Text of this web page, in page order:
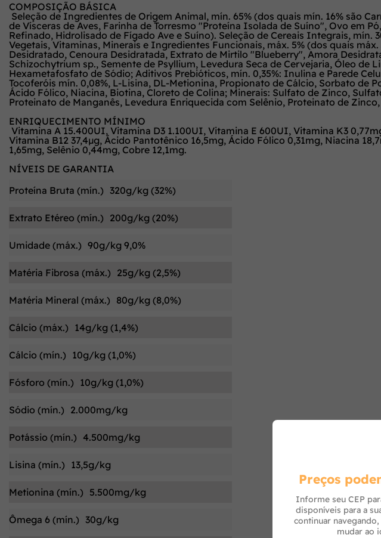
COMPOSIÇÃO BÁSICA
Seleção de Ingredientes de Origem Animal, mín. 65% (dos quais mín. 16% são
de Vísceras de Aves, Farinha de Torresmo "Proteína Isolada de Suíno", Ovo em
Refinado, Hidrolisado de Fígado Ave e Suíno). Seleção de Cereais Integrais, mín.
Vegetais, Vitaminas, Minerais e Ingredientes Funcionais, máx. 5% (dos quais
Desidratado, Cenoura Desidratada, Extrato de Mirtilo "Blueberry", Amora
Schizochytrium sp., Semente de Psyllium, Levedura Seca de Cervejaria, Óleo
Hexametafosfato de Sódio; Aditivos Prebióticos, mín. 0,35%: Inulina e Parede
Tocoferóis mín. 0,08%, L-Lisina, DL-Metionina, Propionato de Cálcio, Sorbato de
Ácido Fólico, Niacina, Biotina, Cloreto de Colina; Minerais: Sulfato de Zinco,
Proteinato de Manganês, Levedura Enriquecida com Selênio, Proteinato de
ENRIQUECIMENTO MÍNIMO
Vitamina A 15.400UI, Vitamina D3 1.100UI, Vitamina E 600UI, Vitamina K3
Vitamina B12 37,4µg, Ácido Pantotênico 16,5mg, Ácido Fólico 0,31mg, Niacina
1,65mg, Selênio 0,44mg, Cobre 12,1mg.
NÍVEIS DE GARANTIA
Proteína Bruta (mín.) 320g/kg (32%)
Extrato Etéreo (mín.) 200g/kg (20%)
Umidade (máx.) 90g/kg 9,0%
Matéria Fibrosa (máx.) 25g/kg (2,5%)
Matéria Mineral (máx.) 80g/kg (8,0%)
Cálcio (máx.) 14g/kg (1,4%)
Cálcio (mín.) 10g/kg (1,0%)
Fósforo (mín.) 10g/kg (1,0%)
Sódio (mín.) 2.000mg/kg
Potássio (mín.) 4.500mg/kg
Lisina (mín.) 13,5g/kg
Metionina (mín.) 5.500mg/kg
Ômega 6 (mín.) 30g/kg
Preços
Informe seu CEP
disponíveis para a
continuar
mudar ao